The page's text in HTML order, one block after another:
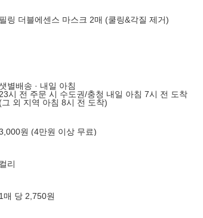
링 더블에센스 마스크 2매 (쿨링&각질 제거)
별배송 · 내일 아침
23시 전 주문 시 수도권/충청 내일 아침 7시 전 도착
(그 외 지역 아침 8시 전 도착)
원 (4만원 이상 무료)
컬리
1매 당 2,750원